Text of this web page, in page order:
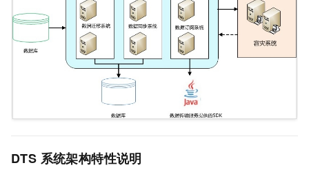
DTS 系统架构特性说明